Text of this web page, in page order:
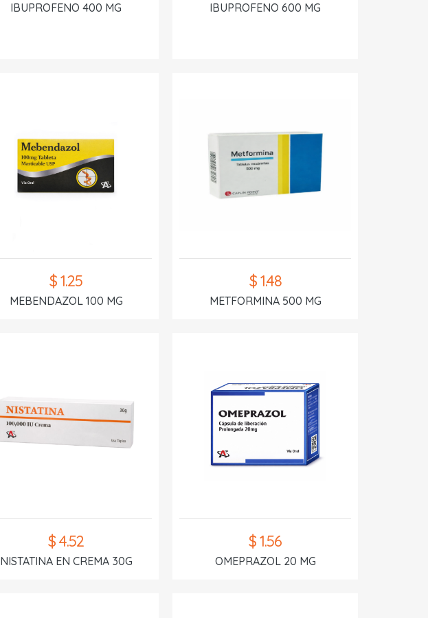
IBUPROFENO 400 MG IBUPROFENO 600 MG
$ 1.25
MEBENDAZOL 100 MG
$ 1.48
METFORMINA 500 MG
$ 4.52
NISTATINA EN CREMA 30G
$ 1.56
OMEPRAZOL 20 MG